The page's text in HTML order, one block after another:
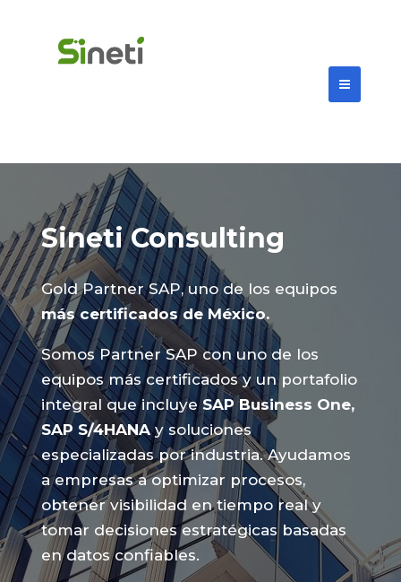
Sineti Consulting
Gold Partner SAP, uno de los equipos
más certificados de México.
Somos Partner SAP con uno de los
equipos más certificados y un portafolio
integral que incluyeSAP Business One,
SAP S/4HANAy soluciones
especializadas por industria. Ayudamos
a empresas a optimizar procesos,
obtener visibilidad en tiempo real y
tomar decisiones estratégicas basadas
en datos confiables.